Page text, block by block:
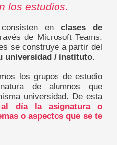
los estudios.
consisten en clases de
de Microsoft Teams.
se construye a partir del
universidad / instituto.
los grupos de estudio
de alumnos que
universidad. De esta
al día la asignatura o
o aspectos que se te